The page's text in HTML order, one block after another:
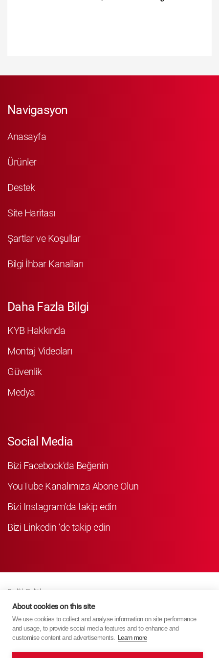
Navigasyon
Anasayfa
Ürünler
Destek
Site Haritası
Şartlar ve Koşullar
Bilgi İhbar Kanalları
Daha Fazla Bilgi
KYB Hakkında
Montaj Videoları
Güvenlik
Medya
Social Media
Bizi Facebook'da Beğenin
YouTube Kanalımıza Abone Olun
Bizi Instagram’da takip edin
Bizi Linkedin ‘de takip edin
Gizlilik Politikası
Business Partner Privacy
Çerez Poli̇ti̇kasi
Modern Slavery Act Policy
About cookies on this site
We use cookies to collect and analyse information on site performance
and usage, to provide social media features and to enhance and
customise content and advertisements. Learn more